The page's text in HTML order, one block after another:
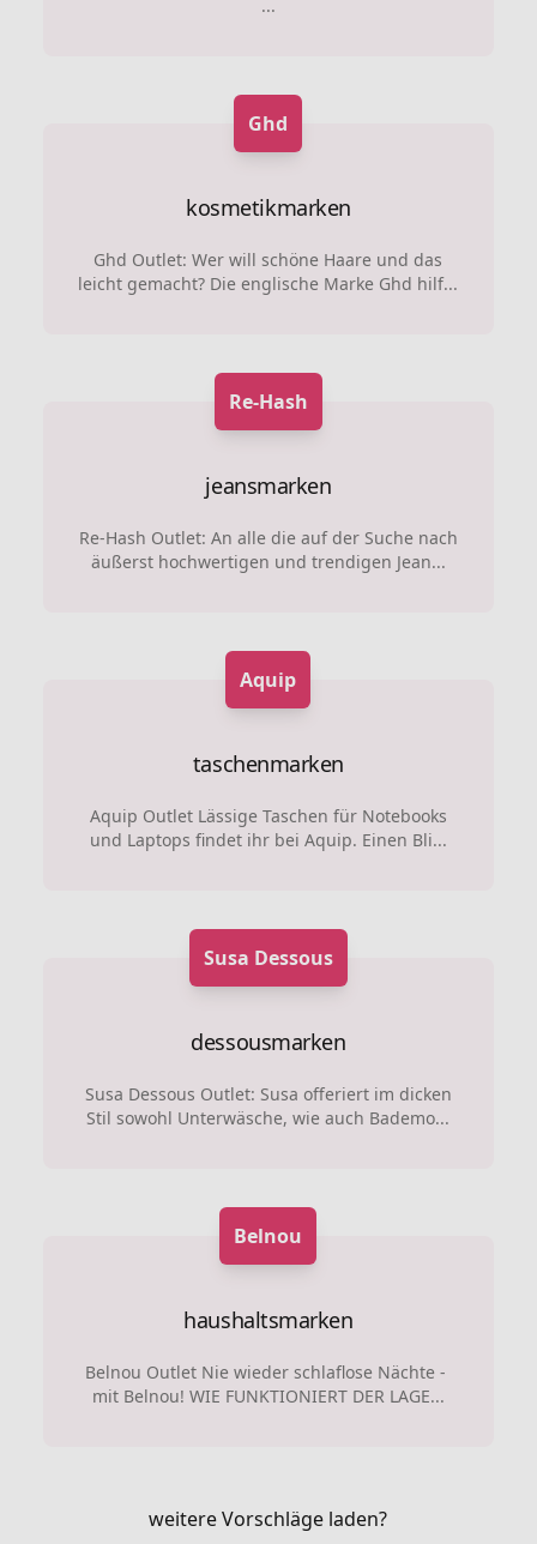
...
Ghd
kosmetikmarken
Ghd Outlet: Wer will schöne Haare und das
leicht gemacht? Die englische Marke Ghd hilf...
Re-Hash
jeansmarken
Re-Hash Outlet: An alle die auf der Suche nach
äußerst hochwertigen und trendigen Jean...
Aquip
taschenmarken
Aquip Outlet Lässige Taschen für Notebooks
und Laptops findet ihr bei Aquip. Einen Bli...
Susa Dessous
dessousmarken
Susa Dessous Outlet: Susa offeriert im dicken
Stil sowohl Unterwäsche, wie auch Bademo...
Belnou
haushaltsmarken
Belnou Outlet Nie wieder schlaflose Nächte -
mit Belnou! WIE FUNKTIONIERT DER LAGE...
weitere Vorschläge laden?